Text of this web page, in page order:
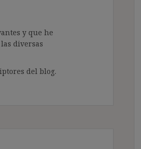
y que he
diversas
del blog.